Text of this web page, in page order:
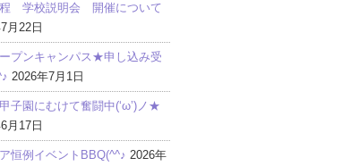
学校説明会 開催について
月22日
プンキャンパス★申し込み受
2026年7月1日
子園にむけて奮闘中(‘ω’)ノ★
月17日
恒例イベントBBQ(^^♪ 2026年